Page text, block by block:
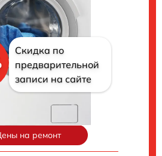
Скидка по
предварительной
записи на сайте
на ремонт